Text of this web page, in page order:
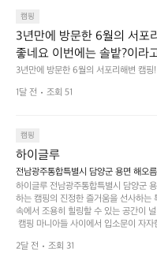
캠핑
3년만에 방문한 6월의 서
좋네요 이번에는 솔밭?이라
잡았는데 정말 시원하고 경
맑은편, 아이들도 놀기 좋고
네요  .1박 1동 1만원 (수금
바로 화장실있음 .5분거리
서부터 해변까지 버스도 다
좋아하네요 점심쯤도착해서
타임이나 했네요 ⛱️
3년만에 방문한 6월의 서포리해변 캠
밭?이라고 해야하나 여기에 자리를 잡
서해치고 물도 맑은편, 아이들도 놀기
항구에서부터 해변까지 버스도 다니네
심쯤도착해서 철수할때까지 물놀이 3
1달 전 조회 51
캠핑
하이글루
전남광주통합특별시 담양군 용면 해오
하이글루 전남광주통합특별시 담양군
하는 캠핑의 진정한 즐거움을 선사하는
속에서 조용히 힐링할 수 있는 공간이
캠핑 마니아들 사이에서 입소문이 자
문객들을 맞이합니다. 특히, 하이글루
자리를 제공하며, 캠핑의 매력을 한층
2달 전 조회 31